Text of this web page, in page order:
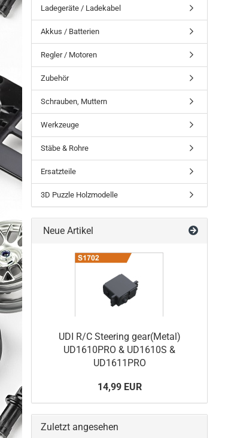
Ladegeräte / Ladekabel
Akkus / Batterien
Regler / Motoren
Zubehör
Schrauben, Muttern
Werkzeuge
Stäbe & Rohre
Ersatzteile
3D Puzzle Holzmodelle
Neue Artikel
UDI R/C Steering gear(Metal)
UD1610PRO & UD1610S &
UD1611PRO
14,99 EUR
Zuletzt angesehen